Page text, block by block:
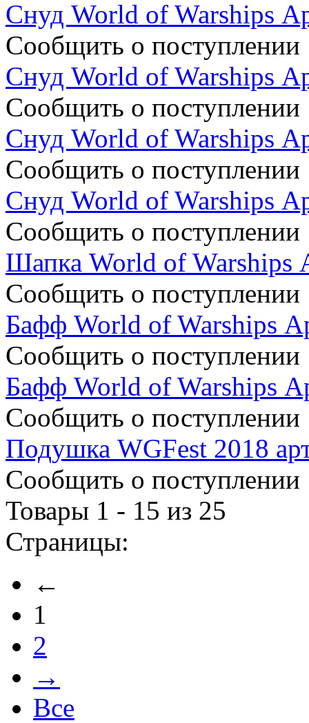
Снуд World of Warships
Сообщить о поступлении
Снуд World of Warships
Сообщить о поступлении
Снуд World of Warships
Сообщить о поступлении
Снуд World of Warships
Сообщить о поступлении
Шапка World of Warships
Сообщить о поступлении
Бафф World of Warships
Сообщить о поступлении
Бафф World of Warships
Сообщить о поступлении
Подушка WGFest 2018
Сообщить о поступлении
Товары 1 - 15 из 25
Страницы:
←
1
2
→
Все